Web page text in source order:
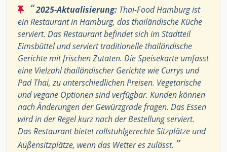
“2025-Aktualisierung: Thai-Food Hamburg ist
ein Restaurant in Hamburg, das thailändische Küche
serviert. Das Restaurant befindet sich im Stadtteil
Eimsbüttel und serviert traditionelle thailändische
Gerichte mit frischen Zutaten. Die Speisekarte umfasst
eine Vielzahl thailändischer Gerichte wie Currys und
Pad Thai, zu unterschiedlichen Preisen. Vegetarische
und vegane Optionen sind verfügbar. Kunden können
nach Änderungen der Gewürzgrade fragen. Das Essen
wird in der Regel kurz nach der Bestellung serviert.
Das Restaurant bietet rollstuhlgerechte Sitzplätze und
Außensitzplätze, wenn das Wetter es zulässt. ”